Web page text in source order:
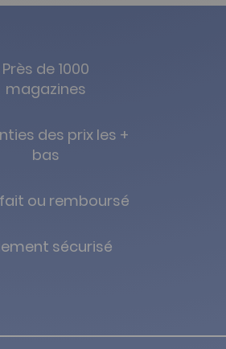
Près de 1000
magazines
des prix les +
bas
ou remboursé
sécurisé